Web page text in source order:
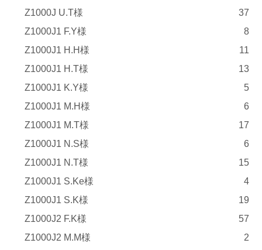
Z1000J U.T様
37
Z1000J1 F.Y様
8
Z1000J1 H.H様
11
Z1000J1 H.T様
13
Z1000J1 K.Y様
5
Z1000J1 M.H様
6
Z1000J1 M.T様
17
Z1000J1 N.S様
6
Z1000J1 N.T様
15
Z1000J1 S.Ke様
4
Z1000J1 S.K様
19
Z1000J2 F.K様
57
Z1000J2 M.M様
2